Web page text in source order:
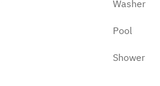
Washer
Pool
Shower